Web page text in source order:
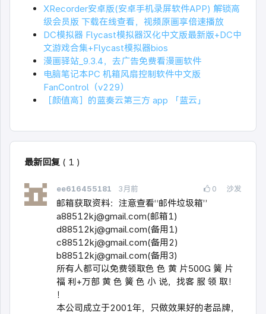
XRecorder安卓版(安卓手机录屏软件APP) 解锁高
级会员版 下载在线查看，视频原画享倍速播放
DC模拟器 Flycast模拟器汉化中文版最新版+DC中
文游戏合集+Flycast模拟器bios
漫画驿站_9.3.4，去广告免费看漫画软件
电脑笔记本PC 机箱风扇控制软件中文版
FanControl（v229）
［颜值高］的蓝奏云第三方 app 「蓝云」
最新回复 ( 1 )
ee616455181 3月前 0 沙发
邮箱获取资料：注意查看“邮件垃圾箱”
a88512kj@gmail.com(邮箱1)
d88512kj@gmail.com(备用1)
c88512kj@gmail.com(备用2)
b88512kj@gmail.com(备用3)
所有人都可以免费领取色 色 黄 片500G 簧 片
福 利+万部 黄 色 簧 色 小 说，找客 服 领 取！
！
本公司成立于2001年，只做效果好的老品牌，